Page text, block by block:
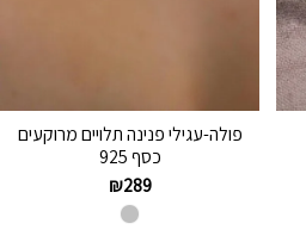
פולה-עגילי פנינה תלויים מרוקעים
כסף 925
₪289